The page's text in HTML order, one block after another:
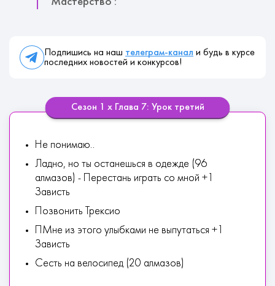
Подпишись на наш телеграм-канал и будь в курсе
последних новостей и конкурсов!
Сезон 1 х Глава 7: Урок третий
Не понимаю..
Ладно, но ты останешься в одежде (96
алмазов) - Перестань играть со мной +1
Зависть
Позвонить Трексио
ПМне из этого улыбками не выпутаться +1
Зависть
Сесть на велосипед (20 алмазов)